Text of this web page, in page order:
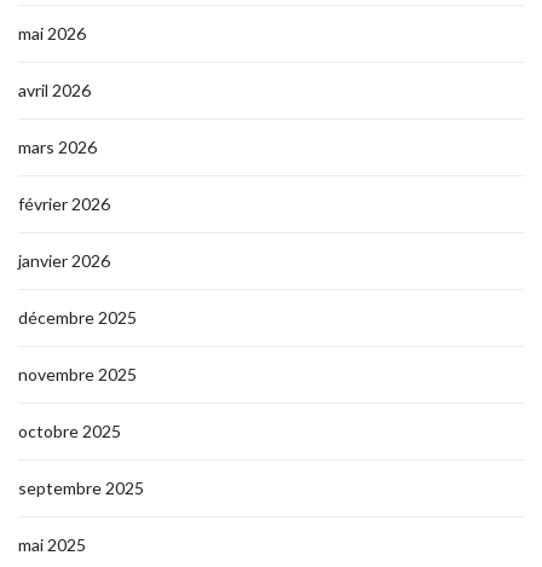
mai 2026
avril 2026
mars 2026
février 2026
janvier 2026
décembre 2025
novembre 2025
octobre 2025
septembre 2025
mai 2025